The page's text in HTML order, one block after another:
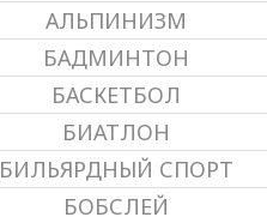
АЛЬПИНИЗМ
БАДМИНТОН
БАСКЕТБОЛ
БИАТЛОН
БИЛЬЯРДНЫЙ СПОРТ
БОБСЛЕЙ